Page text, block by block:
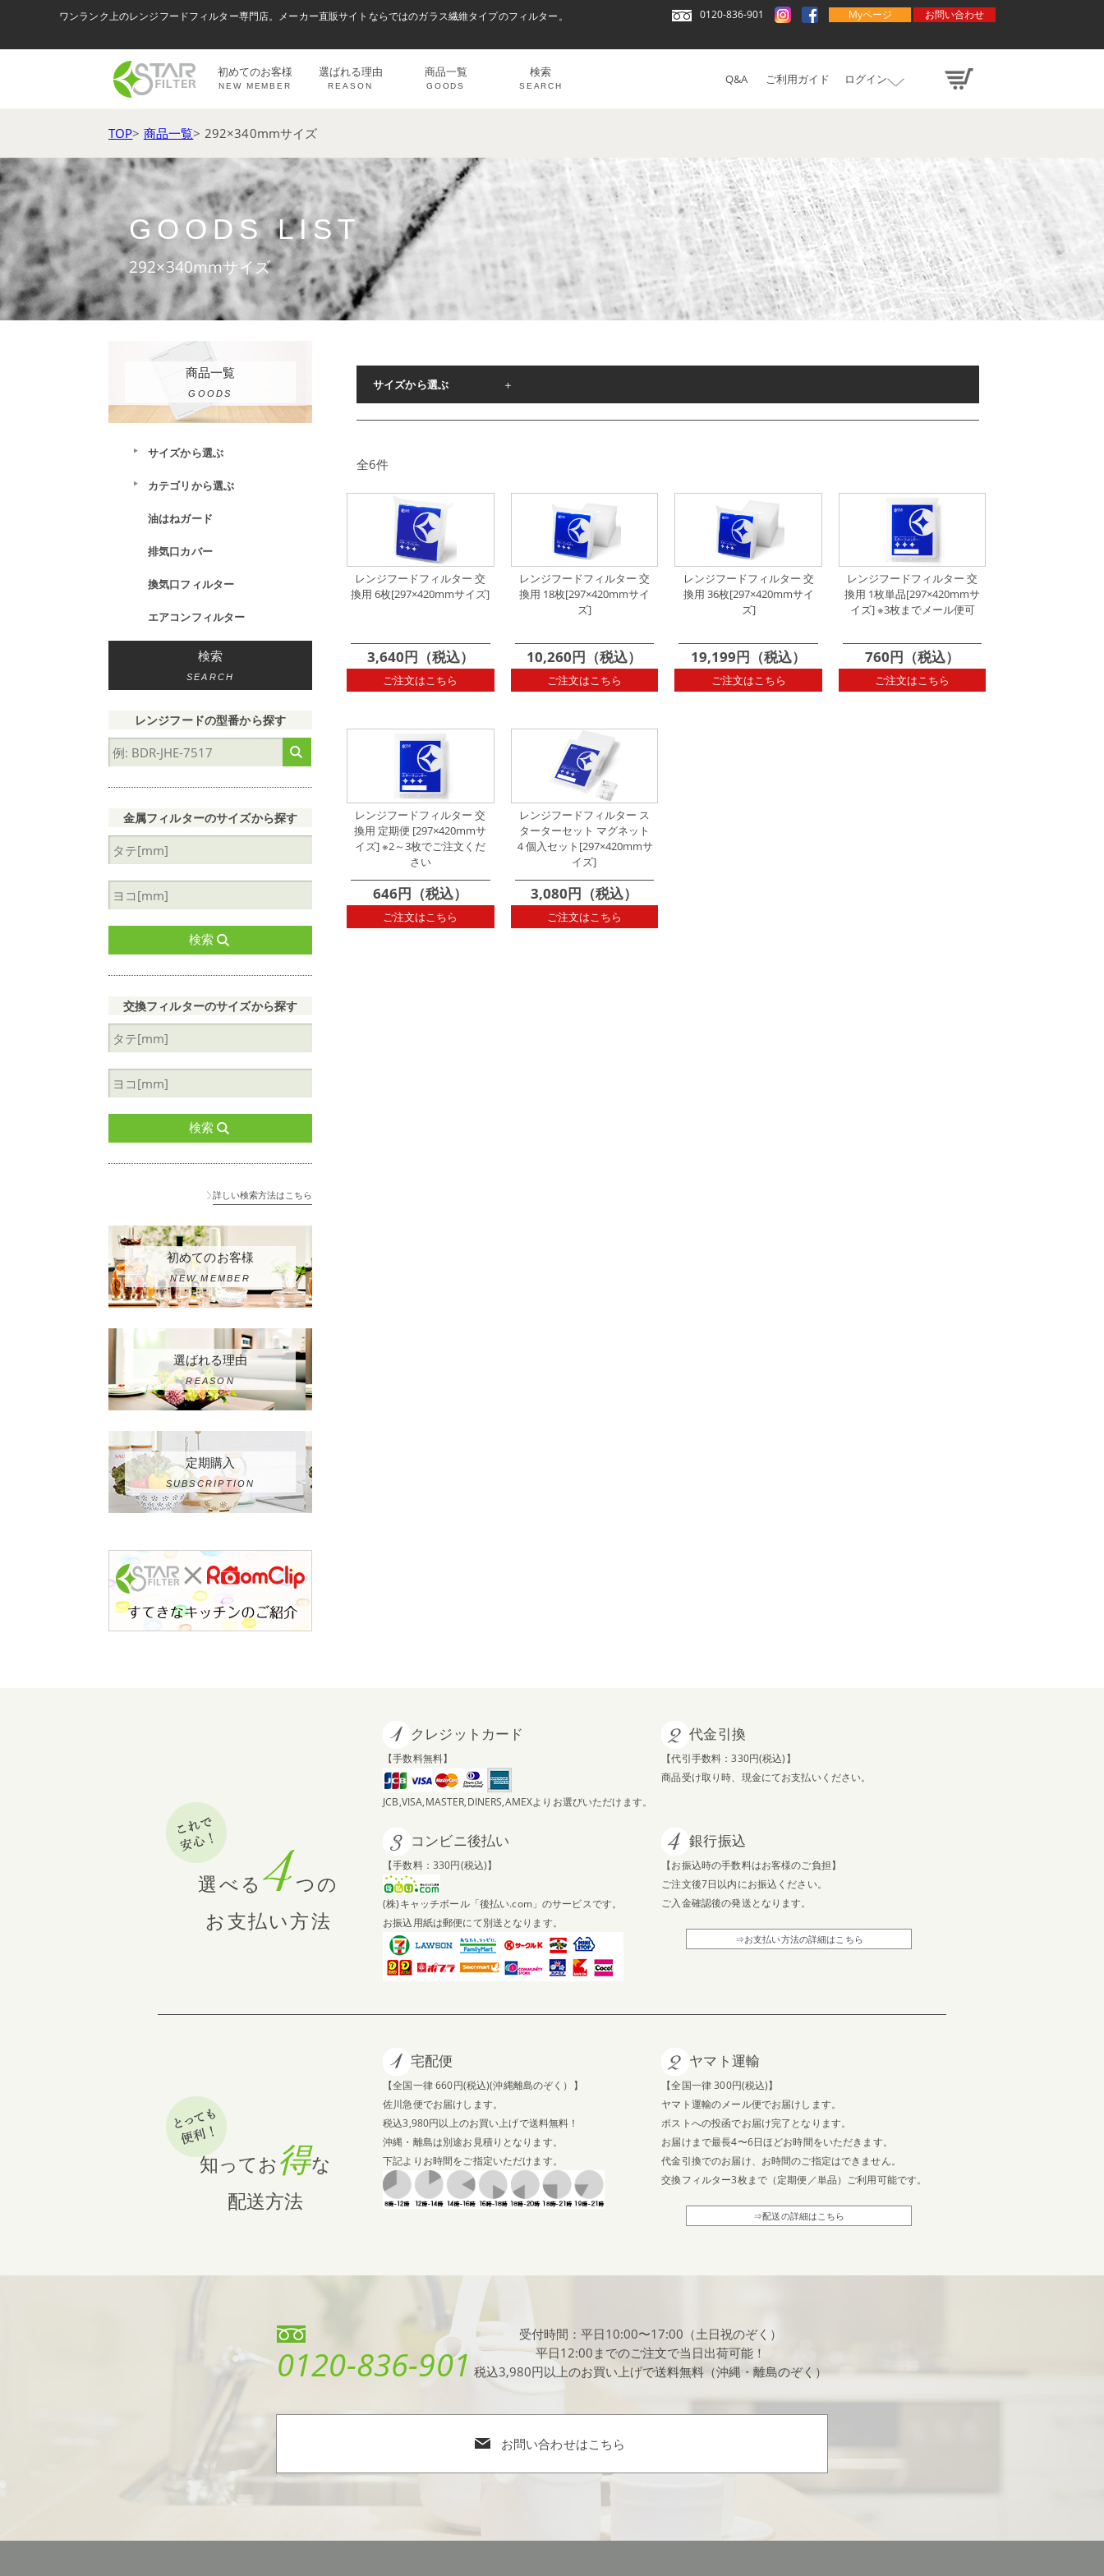
ワンランク上のレンジフードフィルター専門店。メーカー直販サイトならではのガラス繊維タイプのフィルター。 0120-836-901 Myページ お問い合わせ
初めてのお客様
NEW MEMBER
選ばれる理由
REASON
商品一覧
GOODS
検索
SEARCH
タテ
タテ
Q&A ご利用ガイド ログイン
商品一覧
GOODS
サイズから選ぶ
カテゴリから選ぶ
油はねガード
排気口カバー
換気口フィルター
エアコンフィルター
検索
SEARCH
レンジフードの型番から探す
金属フィルターのサイズから探す
検索
交換フィルターのサイズから探す
検索
詳しい検索方法はこちら
初めてのお客様
NEW MEMBER
選ばれる理由
REASON
定期購入
SUBSCRIPTION
サイズから選ぶ ＋
∟200×250mm枠用 ∟200×270mm枠用 ∟205×302mm枠用 ∟275×300mm枠用 ∟290×290mm枠用
∟297×380mm枠用
∟292×305mmサイズ ∟ 292×340mmサイズ ∟297×420mmサイズ
全6件
レンジフードフィルター 交
換用 6枚[297×420mmサイズ]
3,640円（税込）
ご注文はこちら
レンジフードフィルター 交
換用 18枚[297×420mmサイ
ズ]
10,260円（税込）
ご注文はこちら
レンジフードフィルター 交
換用 36枚[297×420mmサイ
ズ]
19,199円（税込）
ご注文はこちら
レンジフードフィルター 交
換用 1枚単品[297×420mmサ
イズ] ※3枚までメール便可
760円（税込）
ご注文はこちら
レンジフードフィルター 交
換用 定期便 [297×420mmサ
イズ] ※2～3枚でご注文くだ
さい
646円（税込）
ご注文はこちら
レンジフードフィルター ス
ターターセット マグネット
４個入セット[297×420mmサ
イズ]
3,080円（税込）
ご注文はこちら
TOP> 商品一覧> 292×340mmサイズ
GOODS LIST
292×340mmサイズ
選べる
つの
お支払い方法
クレジットカード
【手数料無料】
JCB,VISA,MASTER,DINERS,AMEXよりお選びいただけます。
代金引換
【代引手数料：330円(税込)】
商品受け取り時、現金にてお支払いください。
コンビニ後払い
【手数料：330円(税込)】
(株)キャッチボール「後払い.com」のサービスです。
お振込用紙は郵便にて別送となります。
銀行振込
【お振込時の手数料はお客様のご負担】
ご注文後7日以内にお振込ください。
ご入金確認後の発送となります。
⇒お支払い方法の詳細はこちら
知ってお 得な
配送方法
宅配便
【全国一律 660円(税込)(沖縄離島のぞく）】
佐川急便でお届けします。
税込3,980円以上のお買い上げで送料無料！
沖縄・離島は別途お見積りとなります。
下記よりお時間をご指定いただけます。
ヤマト運輸
【全国一律 300円(税込)】
ヤマト運輸のメール便でお届けします。
ポストへの投函でお届け完了となります。
お届けまで最長4〜6日ほどお時間をいただきます。
代金引換でのお届け、お時間のご指定はできません。
交換フィルター3枚まで（定期便／単品）ご利用可能です。
⇒配送の詳細はこちら
0120-836-901
受付時間：平日10:00〜17:00（土日祝のぞく）
平日12:00までのご注文で当日出荷可能！
税込3,980円以上のお買い上げで送料無料（沖縄・離島のぞく）
お問い合わせはこちら